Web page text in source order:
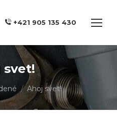
+421 905 135 430
svet!
Ahoj svet!